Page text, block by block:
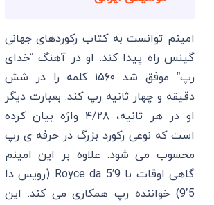
امینم توانست به کتاب رکوردهای جهانی
گینس راه پیدا کند. او در آهنگ “خدای
رپ” موفق شد ۱۵۶۰ کلمه را در شش
دقیقه و چهار ثانیه رپ کند. بعبارت دیگر
او در هر ثانیه، ۴/۲۸ واژه بیان کرده
است که نوعی رکورد بزرگ در حرفه ی رپ
محسوب می شود. علاوه بر این امینم
گاهی اوقات با Royce da 5′9 (رویس دا
5’9) خواننده رپ همکاری می کند. این